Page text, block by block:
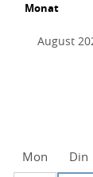
Monat
Mon Din